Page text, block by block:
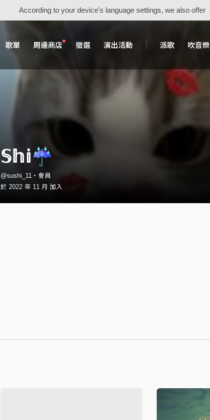
According to your device's language settings, we also offer
歌單 周邊商店 徵選 演出活動 派歌 吹音樂
𝕊𝕙𝕚☔︎︎
@sushi_11・會員
於 2022 年 11 月 加入